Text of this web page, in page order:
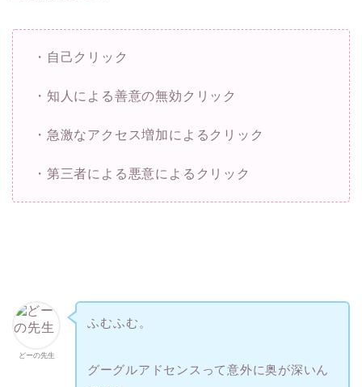
・自己クリック
・知人による善意の無効クリック
・急激なアクセス増加によるクリック
・第三者による悪意によるクリック
どーの先生
ふむふむ。
グーグルアドセンスって意外に奥が深いん